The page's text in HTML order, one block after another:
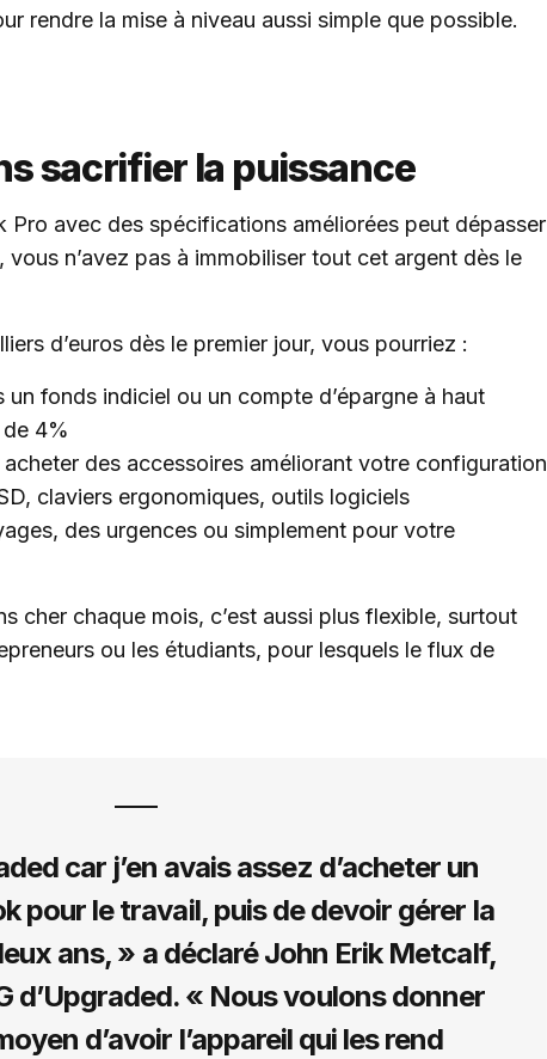
rendre la mise à niveau aussi simple que possible.
sacrifier la puissance
Pro avec des spécifications améliorées peut dépasser
n’avez pas à immobiliser tout cet argent dès le
d’euros dès le premier jour, vous pourriez :
un fonds indiciel ou un compte d’épargne à haut
4%
des accessoires améliorant votre configuration
claviers ergonomiques, outils logiciels
des urgences ou simplement pour votre
cher chaque mois, c’est aussi plus flexible, surtout
ou les étudiants, pour lesquels le flux de
car j’en avais assez d’acheter un
pour le travail, puis de devoir gérer la
ans, » a déclaré John Erik Metcalf,
d’Upgraded. « Nous voulons donner
d’avoir l’appareil qui les rend